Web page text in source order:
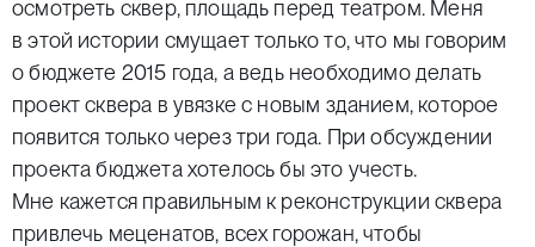
осмотреть сквер, площадь перед театром. Меня
в этой истории смущает только то, что мы говорим
о бюджете 2015 года, а ведь необходимо делать
проект сквера в увязке с новым зданием, которое
появится только через три года. При обсуждении
проекта бюджета хотелось бы это учесть.
Мне кажется правильным к реконструкции сквера
привлечь меценатов, всех горожан, чтобы